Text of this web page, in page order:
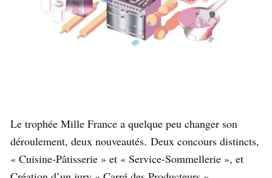
Le trophée Mille France a quelque peu changer son
déroulement, deux nouveautés. Deux concours distincts,
« Cuisine-Pâtisserie » et « Service-Sommellerie », et